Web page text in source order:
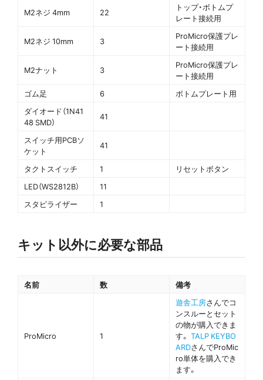
M2ネジ 4mm 22
トップ・ボトムプ
レート接続用
M2ネジ 10mm 3
ProMicro保護プレ
ート接続用
M2ナット 3
ProMicro保護プレ
ート接続用
ゴム足
6
ボトムプレート用
ダイオード（1N41
48 SMD）
41
スイッチ用PCBソ
ケット
41
タクトスイッチ 1
リセットボタン
LED（WS2812B）
11
スタビライザー
1
キット以外に必要な部品
名前 数 備考
ProMicro 1
遊舎工房さんでコ
ンスルーとセット
の物が購入できま
す。 TALP KEYBO
ARDさんでProMic
ro単体を購入でき
ます。